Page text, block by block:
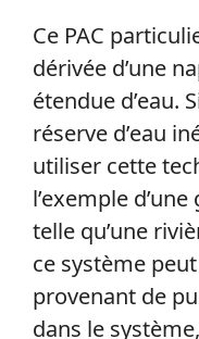
Ce PAC
dérivée d’une
étendue d’eau.
réserve d’eau
utiliser cette
l’exemple
telle qu’une
ce système
provenant de
dans le